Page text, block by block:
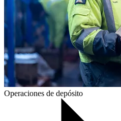
Operaciones de depósito